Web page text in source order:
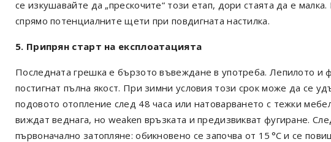
се изкушавайте да „прескочите“ този етап, дори стаята да е
спрямо потенциалните щети при повдигната настилка.
5. Припрян старт на експлоатацията
Последната грешка е бързото въвеждане в употреба. Лепилото и
постигнат пълна якост. При зимни условия този срок може да се
подовото отопление след 48 часа или натоварването с тежки
виждат веднага, но weaken връзката и предизвикват фугиране.
първоначално затопляне: обикновено се започва от 15 °C и се